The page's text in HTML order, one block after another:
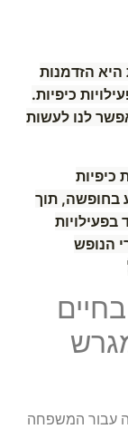
הזדמנות
כיפיות.
לנו לעשות
כיפיות
בחופשה, תוך
הנופש
עבור המשפחה